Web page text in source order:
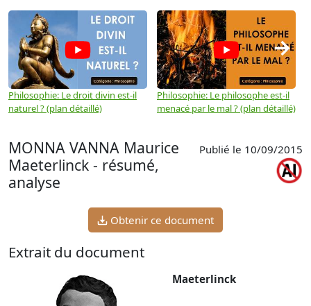
Philosophie: Le droit divin est-il
naturel ? (plan détaillé)
Philosophie: Le philosophe est-il
menacé par le mal ? (plan détaillé)
→
MONNA VANNA Maurice
Maeterlinck - résumé,
analyse
Publié le 10/09/2015
Obtenir ce document
Extrait du document
Maeterlinck